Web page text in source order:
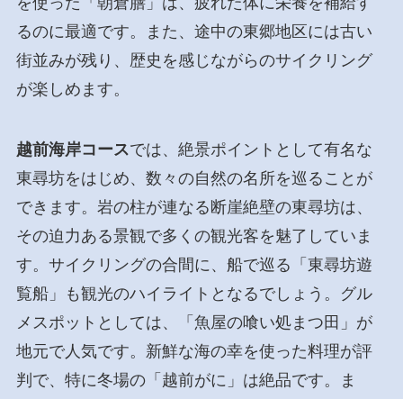
るのに最適です。また、途中の東郷地区には古い
街並みが残り、歴史を感じながらのサイクリング
が楽しめます。
越前海岸コースでは、絶景ポイントとして有名な
東尋坊をはじめ、数々の自然の名所を巡ることが
できます。岩の柱が連なる断崖絶壁の東尋坊は、
その迫力ある景観で多くの観光客を魅了していま
す。サイクリングの合間に、船で巡る「東尋坊遊
覧船」も観光のハイライトとなるでしょう。グル
メスポットとしては、「魚屋の喰い処まつ田」が
地元で人気です。新鮮な海の幸を使った料理が評
判で、特に冬場の「越前がに」は絶品です。ま